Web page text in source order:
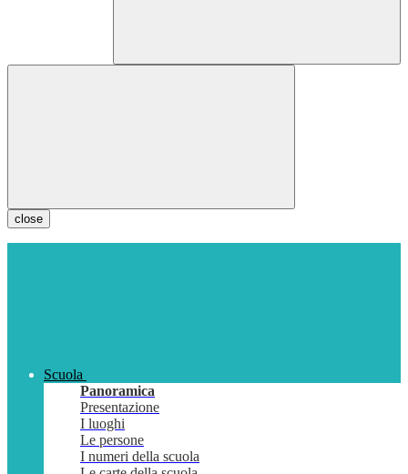
close
Scuola
Panoramica
Presentazione
I luoghi
Le persone
I numeri della scuola